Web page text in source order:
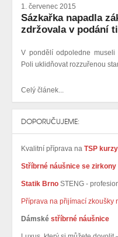
1. červenec 2015
Sázkařka napadla
zdržovala v podání
V pondělí odpoledne museli
Poli uklidňovat rozzuřenou
Celý článek...
DOPORUČUJEME:
Kvalitní příprava na TSP
Stříbrné náušnice se zirkony
Statik Brno STENG -
Příprava na přijímací zkoušky
Dámské stříbrné náušnice